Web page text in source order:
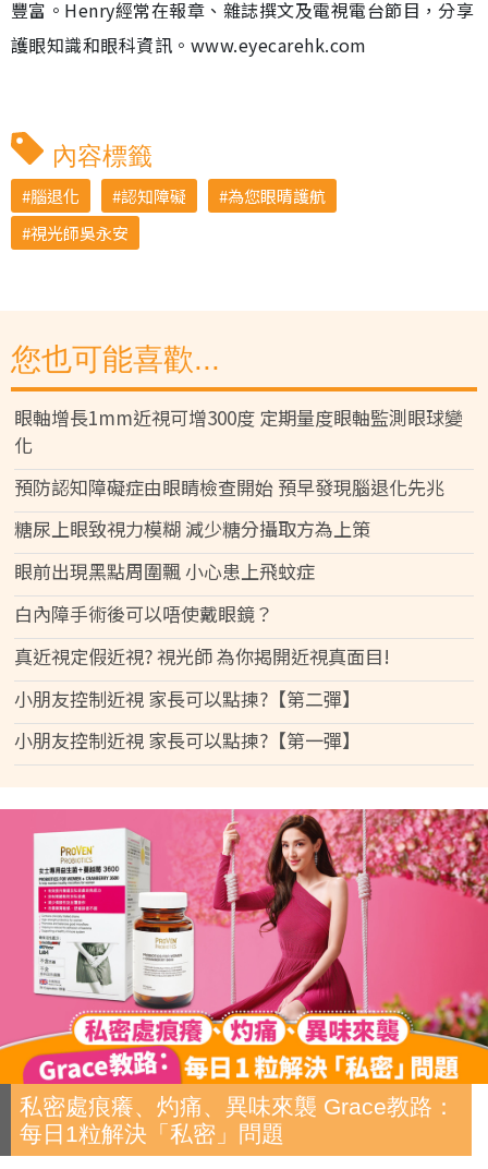
豐富。Henry經常在報章、雜誌撰文及電視電台節目，分享
護眼知識和眼科資訊。www.eyecarehk.com
內容標籤
腦退化 認知障礙
為您眼晴護航
視光師吳永安
您也可能喜歡...
眼軸增長1mm近視可增300度 定期量度眼軸監測眼球變
化
預防認知障礙症由眼睛檢查開始 預早發現腦退化先兆
糖尿上眼致視力模糊 減少糖分攝取方為上策
眼前出現黑點周圍飄 小心患上飛蚊症
白內障手術後可以唔使戴眼鏡？
真近視定假近視? 視光師 為你揭開近視真面目!
小朋友控制近視 家長可以點揀?【第二彈】
小朋友控制近視 家長可以點揀?【第一彈】
私密處痕癢、灼痛、異味來襲 Grace教路：
每日1粒解決「私密」問題